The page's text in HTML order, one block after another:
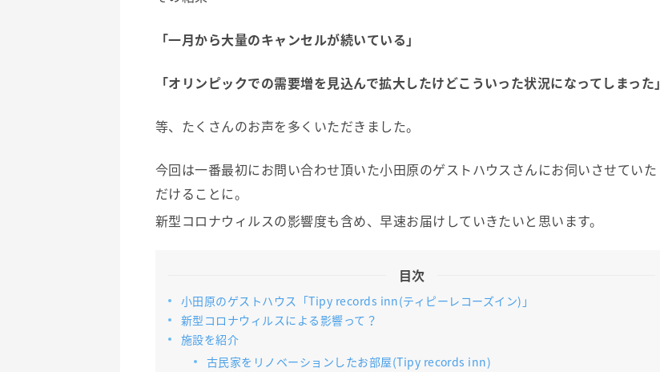
「一月から大量のキャンセルが続いている」
「オリンピックでの需要増を見込んで拡大したけどこういった状況になってしまった」
等、たくさんのお声を多くいただきました。
今回は一番最初にお問い合わせ頂いた小田原のゲストハウスさんにお伺いさせていた
だけることに。
新型コロナウィルスの影響度も含め、早速お届けしていきたいと思います。
目次
小田原のゲストハウス「Tipy records inn(ティピーレコーズイン)」
新型コロナウィルスによる影響って？
施設を紹介
古民家をリノベーションしたお部屋(Tipy records inn)